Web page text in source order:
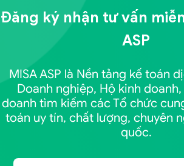
Đăng ký nhận tư vấn
ASP
MISA ASP là Nền tảng kế toán
Doanh nghiệp, Hộ kinh
doanh tìm kiếm các Tổ chức
toán uy tín, chất lượng, chuyên
quốc.